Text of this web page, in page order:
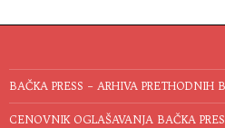
BAČKA PRESS – ARHIVA PRETHODNIH
CENOVNIK OGLAŠAVANJA BAČKA